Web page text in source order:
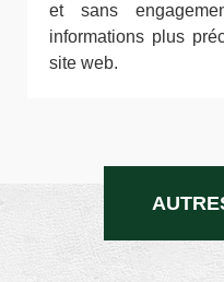
et sans
informations plus
site web.